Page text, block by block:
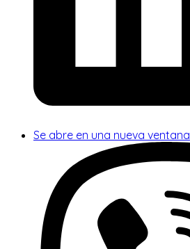
Se abre en una nueva ventana